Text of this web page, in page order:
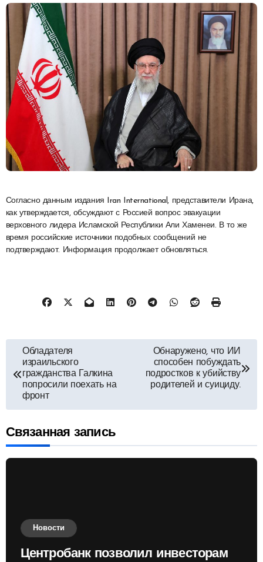
Согласно данным издания Iran International, представители Ирана,
как утверждается, обсуждают с Россией вопрос эвакуации
верховного лидера Исламской Республики Али Хаменеи. В то же
время российские источники подобных сообщений не
подтверждают. Информация продолжает обновляться.
Навигация
по
записям
Обладателя
израильского
гражданства Галкина
попросили поехать на
фронт
Обнаружено, что ИИ
способен побуждать
подростков к убийству
родителей и суициду.
Связанная запись
Новости
Центробанк позволил инвесторам